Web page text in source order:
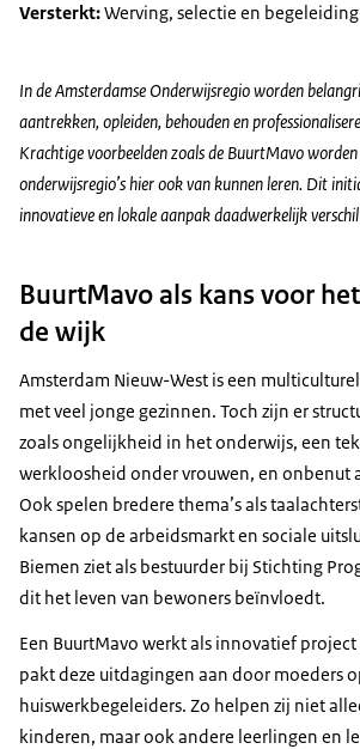
Versterkt:Werving, selectie en begeleiding
In de Amsterdamse Onderwijsregio worden
aantrekken, opleiden, behouden en
Krachtige voorbeelden zoals de BuurtMavo
onderwijsregio’s hier ook van kunnen leren. Dit
innovatieve en lokale aanpak daadwerkelijk
BuurtMavo als kans voor
de wijk
Amsterdam Nieuw-West is een
met veel jonge gezinnen. Toch zijn er
zoals ongelijkheid in het onderwijs, een
werkloosheid onder vrouwen, en onbenut
Ook spelen bredere thema’s als
kansen op de arbeidsmarkt en sociale
Biemen ziet als bestuurder bij Stichting
dit het leven van bewoners beïnvloedt.
Een BuurtMavo werkt als innovatief
pakt deze uitdagingen aan door moeders
huiswerkbegeleiders. Zo helpen zij niet
kinderen, maar ook andere leerlingen en